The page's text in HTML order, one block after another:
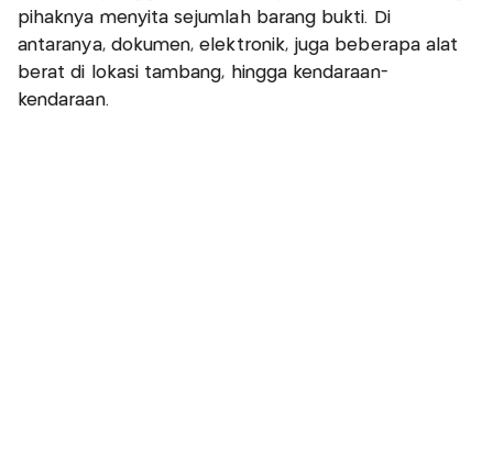
pihaknya menyita sejumlah barang bukti. Di
antaranya, dokumen, elektronik, juga beberapa alat
berat di lokasi tambang, hingga kendaraan-
kendaraan.